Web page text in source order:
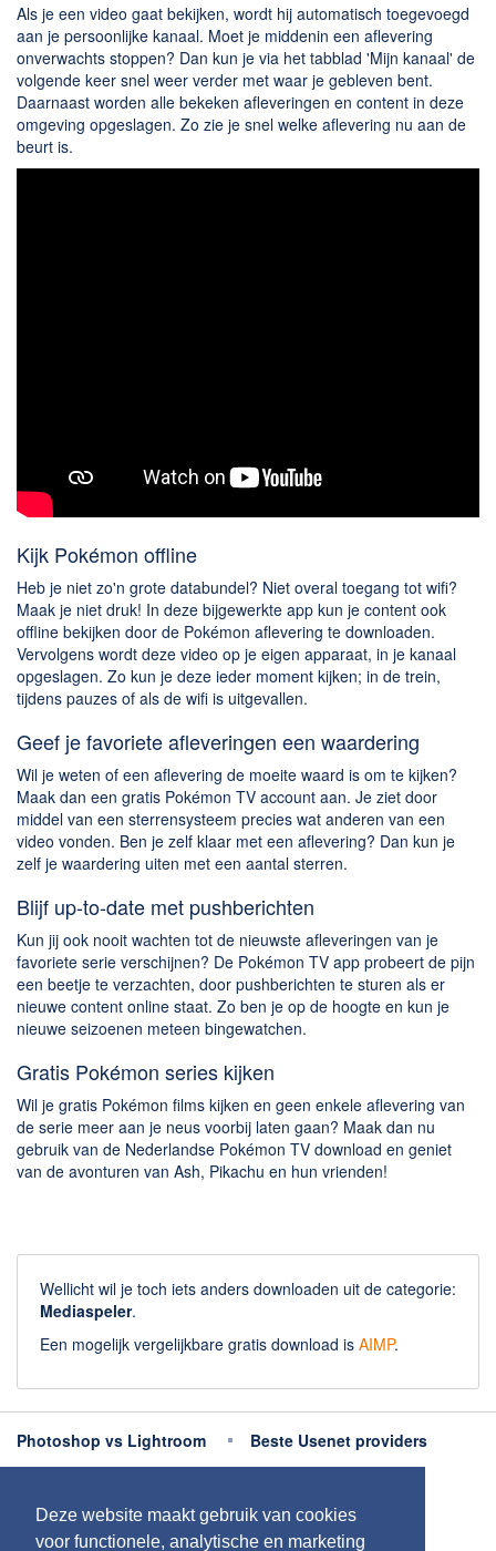
Deze website maakt gebruik van cookies
voor functionele, analytische en marketing
Als je een video gaat bekijken, wordt hij automatisch toegevoegd
aan je persoonlijke kanaal. Moet je middenin een aflevering
onverwachts stoppen? Dan kun je via het tabblad 'Mijn kanaal' de
volgende keer snel weer verder met waar je gebleven bent.
Daarnaast worden alle bekeken afleveringen en content in deze
omgeving opgeslagen. Zo zie je snel welke aflevering nu aan de
beurt is.
Kijk Pokémon offline
Heb je niet zo'n grote databundel? Niet overal toegang tot wifi?
Maak je niet druk! In deze bijgewerkte app kun je content ook
offline bekijken door de Pokémon aflevering te downloaden.
Vervolgens wordt deze video op je eigen apparaat, in je kanaal
opgeslagen. Zo kun je deze ieder moment kijken; in de trein,
tijdens pauzes of als de wifi is uitgevallen.
Geef je favoriete afleveringen een waardering
Wil je weten of een aflevering de moeite waard is om te kijken?
Maak dan een gratis Pokémon TV account aan. Je ziet door
middel van een sterrensysteem precies wat anderen van een
video vonden. Ben je zelf klaar met een aflevering? Dan kun je
zelf je waardering uiten met een aantal sterren.
Blijf up-to-date met pushberichten
Kun jij ook nooit wachten tot de nieuwste afleveringen van je
favoriete serie verschijnen? De Pokémon TV app probeert de pijn
een beetje te verzachten, door pushberichten te sturen als er
nieuwe content online staat. Zo ben je op de hoogte en kun je
nieuwe seizoenen meteen bingewatchen.
Gratis Pokémon series kijken
Wil je gratis Pokémon films kijken en geen enkele aflevering van
de serie meer aan je neus voorbij laten gaan? Maak dan nu
gebruik van de Nederlandse Pokémon TV download en geniet
van de avonturen van Ash, Pikachu en hun vrienden!
Wellicht wil je toch iets anders downloaden uit de categorie:
Mediaspeler.
Een mogelijk vergelijkbare gratis download is AIMP.
Photoshop vs Lightroom
Beste Usenet providers
Meer uitleg